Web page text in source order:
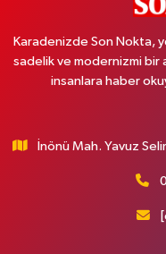
Karadenizde Son Nokta,
sadelik ve modernizmi bir
insanlara haber
İnönü Mah. Yavuz